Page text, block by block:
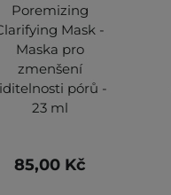
Poremizing
Mask -
Maska pro
zmenšení
pórů -
23 ml
85,00 Kč